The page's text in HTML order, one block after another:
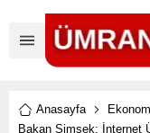
Anasayfa
Bakan Şimşek: İnternet